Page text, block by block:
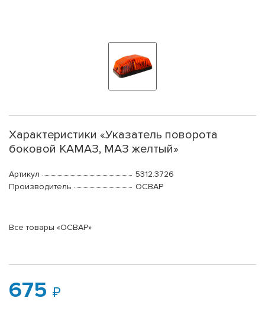
Характеристики «Указатель поворота
боковой КАМАЗ, МАЗ желтый»
Артикул
5312.3726
Производитель
ОСВАР
Все товары «ОСВАР»
675